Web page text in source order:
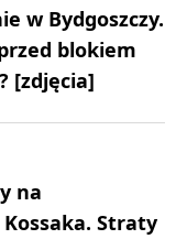
w Bydgoszczy.
blokiem
[zdjęcia]
na
Straty